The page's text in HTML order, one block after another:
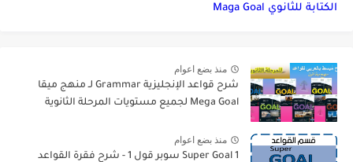
الكتابة للثانوي Maga Goal
منذ بضع اعوام
شرح قواعد الإنجليزية Grammar لـ منهج ميقا
Mega Goal لجميع مستويات المرحلة الثانوية
منذ بضع اعوام
Super Goal 1 سوبر قول 1 - شرح فقرة القواعد